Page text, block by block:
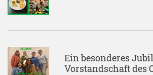
Ein besonderes
Vorstandschaft des